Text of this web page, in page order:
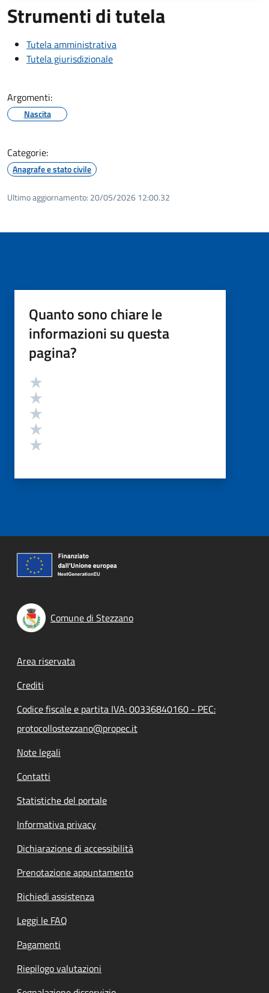
Strumenti di tutela
Tutela amministrativa
Tutela giurisdizionale
Argomenti:
Nascita
Categorie:
Anagrafe e stato civile
Ultimo aggiornamento: 20/05/2026 12:00.32
Quanto sono chiare le
informazioni su questa
pagina?
Valutazione
Comune di Stezzano
Footer menu
Area riservata
Crediti
Codice fiscale e partita IVA: 00336840160 - PEC:
protocollostezzano@propec.it
Note legali
Contatti
Statistiche del portale
Informativa privacy
Dichiarazione di accessibilità
Prenotazione appuntamento
Richiedi assistenza
Leggi le FAQ
Pagamenti
Riepilogo valutazioni